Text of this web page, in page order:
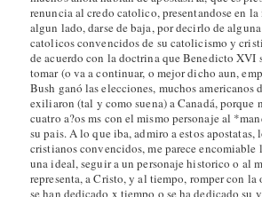
renuncia al credo catolico, presentandose en
algun lado, darse de baja, por decirlo de
catolicos convencidos de su catolicismo y
de acuerdo con la doctrina que Benedicto XVI
tomar (o va a continuar, o mejor dicho aun,
Bush ganó las elecciones, muchos americanos
exiliaron (tal y como suena) a Canadá, porque
cuatro a?os ms con el mismo personaje al
su pais. A lo que iba, admiro a estos
cristianos convencidos, me parece encomiable
una ideal, seguir a un personaje historico o al
representa, a Cristo, y al tiempo, romper con
se han dedicado x tiempo o se ha dedicado su